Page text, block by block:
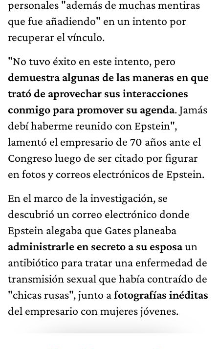
personales "además de muchas mentiras
que fue añadiendo" en un intento por
recuperar el vínculo.
"No tuvo éxito en este intento, pero
demuestra algunas de las maneras en que
trató de aprovechar sus interacciones
conmigo para promover su agenda. Jamás
debí haberme reunido con Epstein",
lamentó el empresario de 70 años ante el
Congreso luego de ser citado por figurar
en fotos y correos electrónicos de Epstein.
En el marco de la investigación, se
descubrió un correo electrónico donde
Epstein alegaba que Gates planeaba
administrarle en secreto a su esposaun
antibiótico para tratar una enfermedad de
transmisión sexual que había contraído de
"chicas rusas", junto afotografías inéditas
del empresario con mujeres jóvenes.